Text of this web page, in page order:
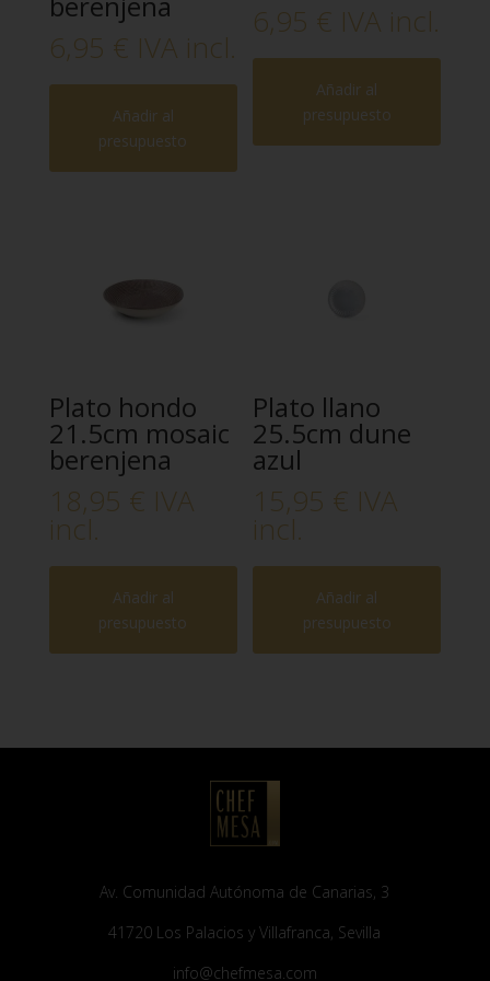
6,95 € IVA incl.
Añadir al
presupuesto
6,95 € IVA incl.
Añadir al
presupuesto
Plato hondo
21.5cm mosaic
berenjena
18,95 € IVA
incl.
Añadir al
presupuesto
Plato llano
25.5cm dune
azul
15,95 € IVA
incl.
Añadir al
presupuesto
Av. Comunidad Autónoma de Canarias, 3
41720 Los Palacios y Villafranca, Sevilla
info@chefmesa.com